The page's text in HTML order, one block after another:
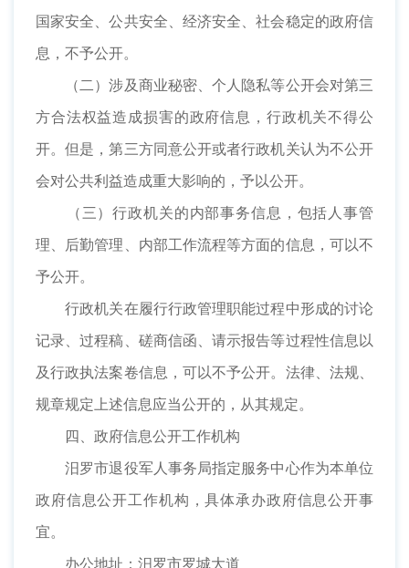
国家安全、公共安全、经济安全、社会稳定的政府信
息，不予公开。
（二）涉及商业秘密、个人隐私等公开会对第三
方合法权益造成损害的政府信息，行政机关不得公
开。但是，第三方同意公开或者行政机关认为不公开
会对公共利益造成重大影响的，予以公开。
（三）行政机关的内部事务信息，包括人事管
理、后勤管理、内部工作流程等方面的信息，可以不
予公开。
行政机关在履行行政管理职能过程中形成的讨论
记录、过程稿、磋商信函、请示报告等过程性信息以
及行政执法案卷信息，可以不予公开。法律、法规、
规章规定上述信息应当公开的，从其规定。
四、政府信息公开工作机构
汨罗市退役军人事务局指定服务中心作为本单位
政府信息公开工作机构，具体承办政府信息公开事
宜。
办公地址：汨罗市罗城大道